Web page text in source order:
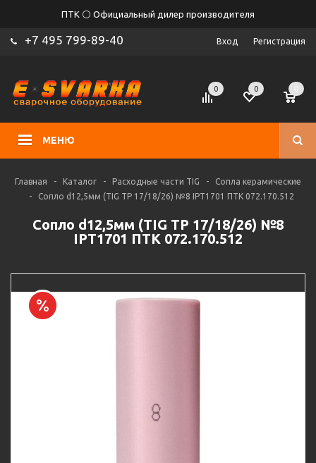
ПТК ⚪ Официальный дилер производителя
+7 495 799-89-40 Вход Регистрация
МЕНЮ
0 0
Главная - Каталог - Расходные части TIG -
Сопла керамические
-
Сопло d12,5мм (TIG TP 17/18/26) №8 IPT1701 ПТК 072.170.512
Сопло d12,5мм (TIG TP 17/18/26) №8
IPT1701 ПТК 072.170.512